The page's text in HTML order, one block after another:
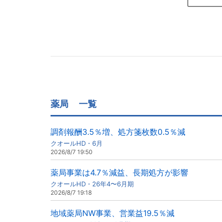
薬局 一覧
調剤報酬3.5％増、処方箋枚数0.5％減
クオールHD・6月
2026/8/7 19:50
薬局事業は4.7％減益、長期処方が影響
クオールHD・26年4〜6月期
2026/8/7 19:18
地域薬局NW事業、営業益19.5％減